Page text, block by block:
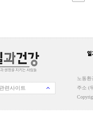
관련사이트
노동환
주소 (